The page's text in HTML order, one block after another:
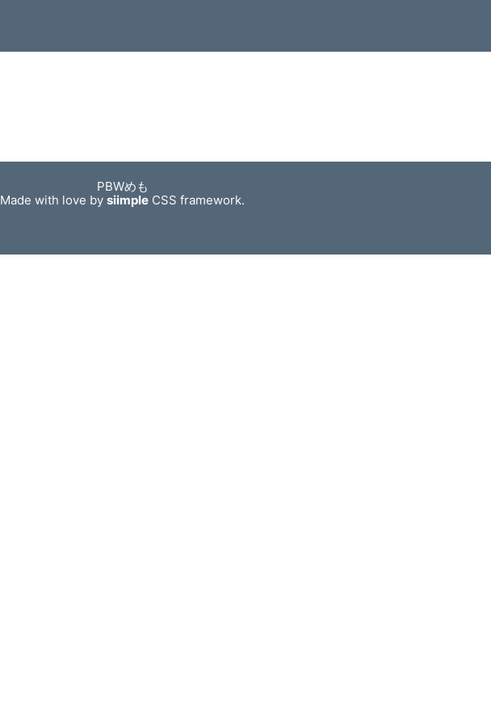
PBWめも
Made with love bysiimple CSS framework.